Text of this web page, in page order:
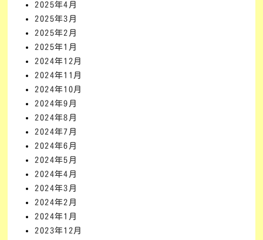
2025年4月
2025年3月
2025年2月
2025年1月
2024年12月
2024年11月
2024年10月
2024年9月
2024年8月
2024年7月
2024年6月
2024年5月
2024年4月
2024年3月
2024年2月
2024年1月
2023年12月